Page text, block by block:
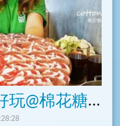
你，透過網路串聯動員，
上街頭！
網路上的溫度。
台中好吃好好玩@棉花糖的天空